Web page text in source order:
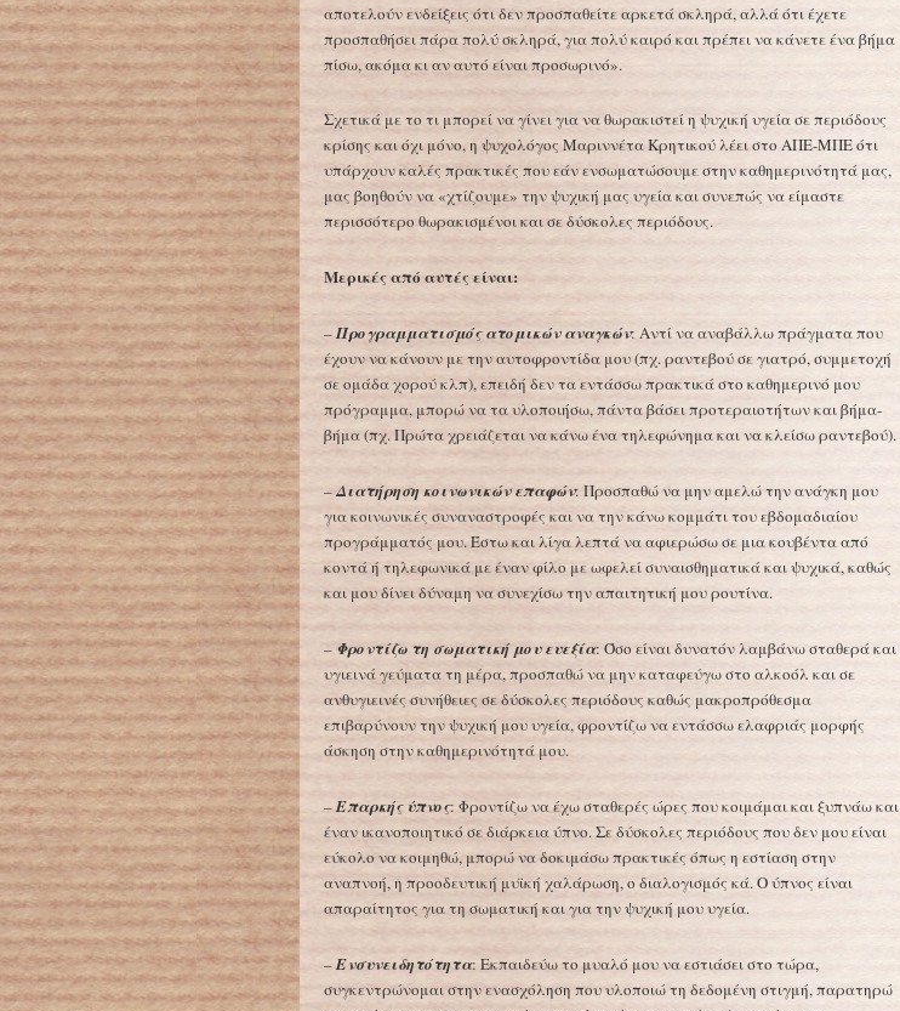
αποτελούν ενδείξεις ότι δεν προσπαθείτε αρκετά σκληρά, αλλά ότι έχετε
προσπαθήσει πάρα πολύ σκληρά, για πολύ καιρό και πρέπει να κάνετε ένα βήμα
πίσω, ακόμα κι αν αυτό είναι προσωρινό».
Σχετικά με το τι μπορεί να γίνει για να θωρακιστεί η ψυχική υγεία σε περιόδους
κρίσης και όχι μόνο, η ψυχολόγος Μαριννέτα Κρητικού λέει στο ΑΠΕ-ΜΠΕ ότι
υπάρχουν καλές πρακτικές που εάν ενσωματώσουμε στην καθημερινότητά μας,
μας βοηθούν να «χτίζουμε» την ψυχική μας υγεία και συνεπώς να είμαστε
περισσότερο θωρακισμένοι και σε δύσκολες περιόδους.
Μερικές από αυτές είναι:
–Προγραμματισμός ατομικών αναγκών: Αντί να αναβάλλω πράγματα που
έχουν να κάνουν με την αυτοφροντίδα μου (πχ. ραντεβού σε γιατρό, συμμετοχή
σε ομάδα χορού κλπ), επειδή δεν τα εντάσσω πρακτικά στο καθημερινό μου
πρόγραμμα, μπορώ να τα υλοποιήσω, πάντα βάσει προτεραιοτήτων και βήμα-
βήμα (πχ. Πρώτα χρειάζεται να κάνω ένα τηλεφώνημα και να κλείσω ραντεβού).
–Διατήρηση κοινωνικών επαφών: Προσπαθώ να μην αμελώ την ανάγκη μου
για κοινωνικές συναναστροφές και να την κάνω κομμάτι του εβδομαδιαίου
προγράμματός μου. Έστω και λίγα λεπτά να αφιερώσω σε μια κουβέντα από
κοντά ή τηλεφωνικά με έναν φίλο με ωφελεί συναισθηματικά και ψυχικά, καθώς
και μου δίνει δύναμη να συνεχίσω την απαιτητική μου ρουτίνα.
– Φροντίζω τη σωματική μου ευεξία: Όσο είναι δυνατόν λαμβάνω σταθερά και
υγιεινά γεύματα τη μέρα, προσπαθώ να μην καταφεύγω στο αλκοόλ και σε
ανθυγιεινές συνήθειες σε δύσκολες περιόδους καθώς μακροπρόθεσμα
επιβαρύνουν την ψυχική μου υγεία, φροντίζω να εντάσσω ελαφριάς μορφής
άσκηση στην καθημερινότητά μου.
–Επαρκής ύπνος: Φροντίζω να έχω σταθερές ώρες που κοιμάμαι και ξυπνάω και
έναν ικανοποιητικό σε διάρκεια ύπνο. Σε δύσκολες περιόδους που δεν μου είναι
εύκολο να κοιμηθώ, μπορώ να δοκιμάσω πρακτικές όπως η εστίαση στην
αναπνοή, η προοδευτική μυϊκή χαλάρωση, ο διαλογισμός κά. Ο ύπνος είναι
απαραίτητος για τη σωματική και για την ψυχική μου υγεία.
–Ενσυνειδητότητα: Εκπαιδεύω το μυαλό μου να εστιάσει στο τώρα,
συγκεντρώνομαι στην ενασχόληση που υλοποιώ τη δεδομένη στιγμή, παρατηρώ